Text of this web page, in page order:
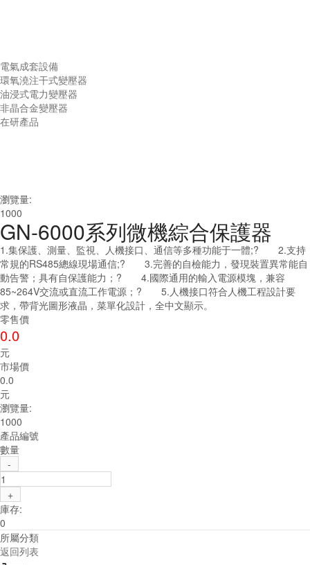
電氣成套設備
環氧澆注干式變壓器
油浸式電力變壓器
非晶合金變壓器
在研產品
瀏覽量:
1000
GN-6000系列微機綜合保護器
1.集保護、測量、監視、人機接口、通信等多種功能于一體;? 2.支持
常規的RS485總線現場通信;? 3.完善的自檢能力，發現裝置異常能自
動告警；具有自保護能力；? 4.國際通用的輸入電源模塊，兼容
85~264V交流或直流工作電源；? 5.人機接口符合人機工程設計要
求，帶背光圖形液晶，菜單化設計，全中文顯示。
零售價
0.0
元
市場價
0.0
元
瀏覽量:
1000
產品編號
數量
-
+
庫存:
0
所屬分類
返回列表